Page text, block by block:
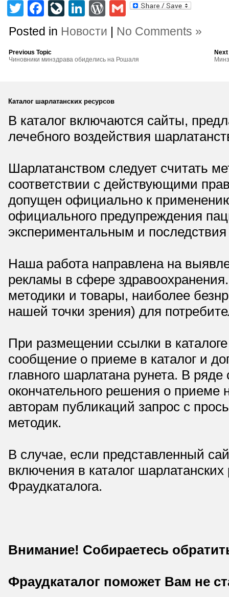
TwitterFacebook
LiveJournal
LinkedIn
WordPress
Gmail
Posted in Новости | No Comments »
Previous Topic
Чиновники минздрава обиделись на Рошаля
Каталог шарлатанских ресурсов
В каталог включаются сайты,
лечебного воздействия
Шарлатанством следует считать
соответствии с действующими
допущен официально к
официального предупреждения
экспериментальным и
Наша работа направлена на
рекламы в сфере
методики и товары, наиболее
нашей точки зрения) для
При размещении ссылки в
сообщение о приеме в каталог и
главного шарлатана рунета. В
окончательного решения о приеме
авторам публикаций запрос с
методик.
В случае, если представленный
включения в каталог
Фраудкаталога.
Внимание! Собираетесь
Фраудкаталог поможет Вам не